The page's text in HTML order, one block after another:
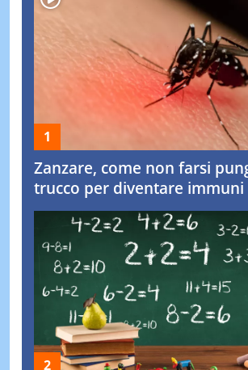
Zanzare, come non farsi
trucco per diventare immuni